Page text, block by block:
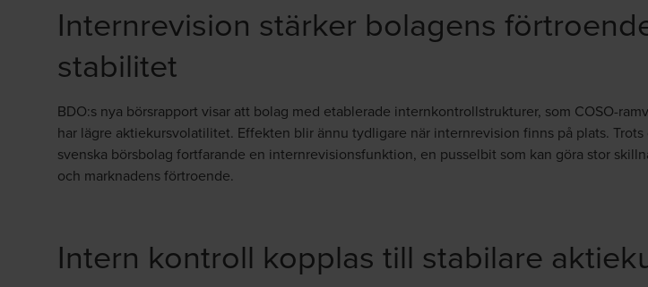
Internrevision stärker bolagens
stabilitet
BDO:s nya börsrapport visar att bolag med etablerade internkontrollstrukturer, som COSO-
har lägre aktiekursvolatilitet. Effekten blir ännu tydligare när internrevision finns på plats.
svenska börsbolag fortfarande en internrevisionsfunktion, en pusselbit som kan göra stor
och marknadens förtroende.
Intern kontroll kopplas till stabilare